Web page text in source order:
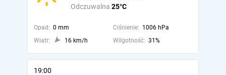
Odczuwalna 25°C
Opad: 0 mm Ciśnienie: 1006 hPa
Wiatr:
16 km/h Wilgotność: 31%
19:00